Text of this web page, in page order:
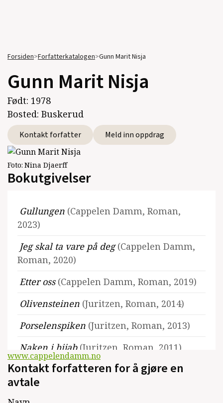
Forsiden>Forfatterkatalogen>Gunn Marit Nisja
Gunn Marit Nisja
Født: 1978
Bosted: Buskerud
Kontakt forfatter Meld inn oppdrag
Foto: Nina Djaerff
Bokutgivelser
Gullungen (Cappelen Damm, Roman,
2023)
Jeg skal ta vare på deg(Cappelen Damm,
Roman, 2020)
Etter oss (Cappelen Damm, Roman, 2019)
Olivensteinen (Juritzen, Roman, 2014)
Porselenspiken (Juritzen, Roman, 2013)
Naken i hijab (Juritzen, Roman, 2011)
www.cappelendamm.no
Kontakt forfatteren for å gjøre en
avtale